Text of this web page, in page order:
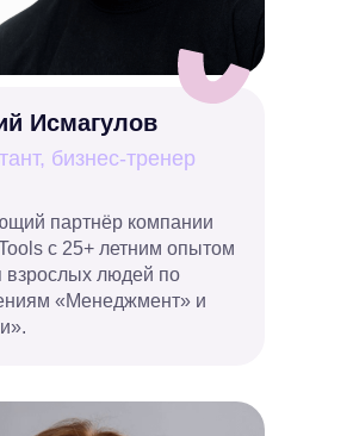
партнёр компании
c 25+ летним опытом
взрослых людей по
«Менеджмент» и
Исмагулов
бизнес-тренер